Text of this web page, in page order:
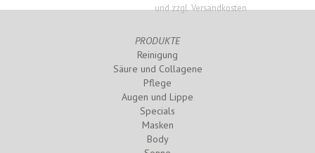
und zzgl. Versandkosten
PRODUKTE
Reinigung
Säure und Collagene
Pflege
Augen und Lippe
Specials
Masken
Body